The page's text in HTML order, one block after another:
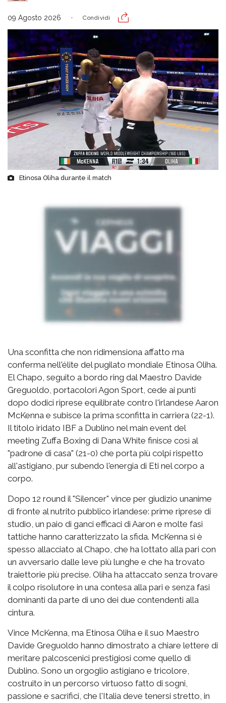
09 Agosto 2026 Condividi
Etinosa Oliha durante il match
Una sconfitta che non ridimensiona affatto ma
conferma nell'élite del pugilato mondiale Etinosa Oliha.
El Chapo, seguito a bordo ring dal Maestro Davide
Greguoldo, portacolori Agon Sport, cede ai punti
dopo dodici riprese equilibrate contro l'irlandese Aaron
McKenna e subisce la prima sconfitta in carriera (22-1).
Il titolo iridato IBF a Dublino nel main event del
meeting Zuffa Boxing di Dana White finisce così al
"padrone di casa" (21-0) che porta più colpi rispetto
all'astigiano, pur subendo l'energia di Eti nel corpo a
corpo.
Dopo 12 round il "Silencer" vince per giudizio unanime
di fronte al nutrito pubblico irlandese: prime riprese di
studio, un paio di ganci efficaci di Aaron e molte fasi
tattiche hanno caratterizzato la sfida. McKenna si è
spesso allacciato al Chapo, che ha lottato alla pari con
un avversario dalle leve più lunghe e che ha trovato
traiettorie più precise. Oliha ha attaccato senza trovare
il colpo risolutore in una contesa alla pari e senza fasi
dominanti da parte di uno dei due contendenti alla
cintura.
Vince McKenna, ma Etinosa Oliha e il suo Maestro
Davide Greguoldo hanno dimostrato a chiare lettere di
meritare palcoscenici prestigiosi come quello di
Dublino. Sono un orgoglio astigiano e tricolore,
costruito in un percorso virtuoso fatto di sogni,
passione e sacrifici, che l'Italia deve tenersi stretto, in